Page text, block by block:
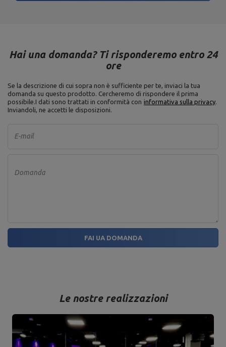
Hai una domanda? Ti risponderemo entro 24
ore
Se la descrizione di cui sopra non è sufficiente per te, inviaci la tua
domanda su questo prodotto. Cercheremo di rispondere il prima
possibile.I dati sono trattati in conformità con informativa sulla privacy.
Inviandoli, ne accetti le disposizioni.
E-mail
Domanda
FAI UA DOMANDA
Le nostre realizzazioni